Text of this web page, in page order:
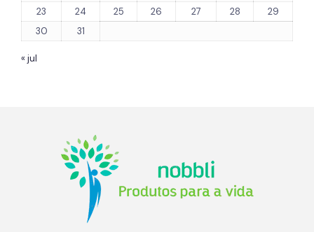
23
24 25 26 27 28
29
30
31
« jul